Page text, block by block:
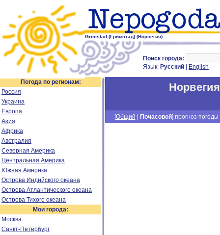
Grimstad (Гримстад) (Норвегия)
Поиск города:
Язык: Русский English
Погода по регионам:
Россия
Украина
Европа
Азия
Африка
Австралия
Северная Америка
Центральная Америка
Южная Америка
Острова Индийского океана
Острова Атлантического океана
Острова Тихого океана
Мои города:
Москва
Санкт-Петербург
Норвегия
[Общий Почасовой] прогноз погоды